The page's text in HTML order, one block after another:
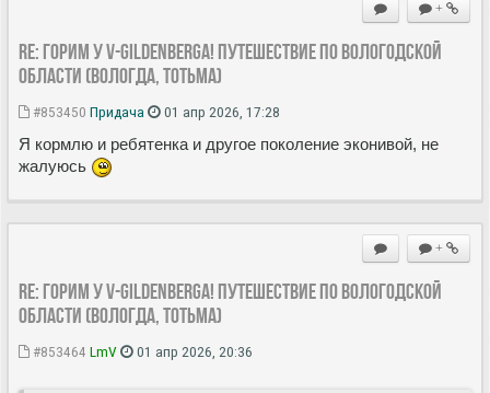
+
Re: Горим у V-Gildenberga! Путешествие по Вологодской
области (Вологда, Тотьма)
#853450 Придача 01 апр 2026, 17:28
Я кормлю и ребятенка и другое поколение эконивой, не
жалуюсь
+
Re: Горим у V-Gildenberga! Путешествие по Вологодской
области (Вологда, Тотьма)
#853464 LmV 01 апр 2026, 20:36